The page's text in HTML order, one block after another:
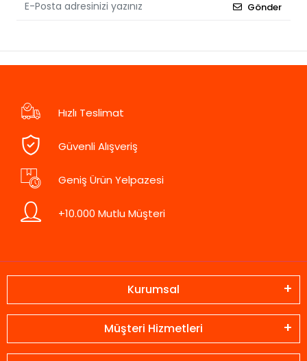
Gönder
Hızlı Teslimat
Güvenli Alışveriş
Geniş Ürün Yelpazesi
+10.000 Mutlu Müşteri
Kurumsal
Müşteri Hizmetleri